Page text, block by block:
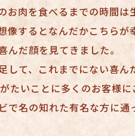
肉を食べるまでの時間
するとなんだかこちらが
だ顔を見てきました。
て、これまでにない喜ん
いことに多くのお客様に
名の知れた有名な方に通